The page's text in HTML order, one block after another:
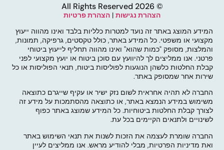
© 2026 All Rights Reserved
הצהרת נגישות | הצהרת פרטיות
המידע המוצג באתר זה נועד למטרות כלליות בלבד ואינו מהווה ייעוץ
מקצועי או משפטי. כל המידע באתר, כולל טקסטים, גרפיקה, תמונות,
והמלצות, מסופק "כמות שהוא" ואינו מהווה תחליף לייעוץ ביטוחי
פרטני. אנו ממליצים לך להיוועץ עם סוכן ביטוח או יועץ מקצועי לפני
קבלת החלטות כלשהן הנוגעות לפוליסות ביטוח, תנאי הפוליסות או כל
שירות אחר שמסופק באתר.
החברה לא תהיה אחראית לשום נזק ישיר או עקיף שייגרם כתוצאה
משימוש במידע הנמצא באתר, או כתוצאה מהסתמכות על מידע זה
לצורך קבלת החלטות ביטוחיות. כל המידע שמוצג באתר כפוף
לשינויים ולתנאים הקיימים בכל עת.
החברה שומרת לעצמה את הזכות לשנות את תנאי השימוש באתר
ואת מדיניות הפרטיות, מבלי להודיע מראש. אנו ממליצים לעיין